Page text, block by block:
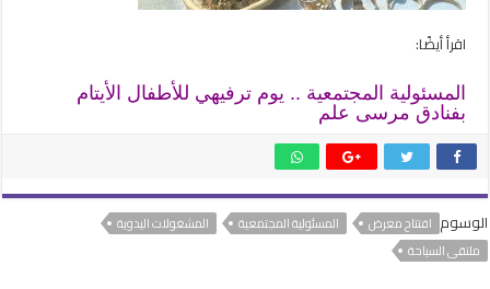
اقرأ أيضًا:
المسئولية المجتمعية .. يوم ترفيهي للأطفال الأيتام
بفنادق مرسى علم
الوسوم افتتاح معرض المسئولية المجتمعية
المشغولات اليدوية
ملتقى السياحة